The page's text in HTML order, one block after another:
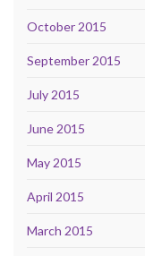
October 2015
September 2015
July 2015
June 2015
May 2015
April 2015
March 2015